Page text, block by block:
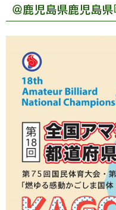
＠鹿児島県鹿児島県